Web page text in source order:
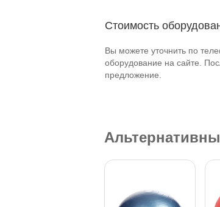
Стоимость
Вы можете уточнить по
оборудование на сайте.
предложение.